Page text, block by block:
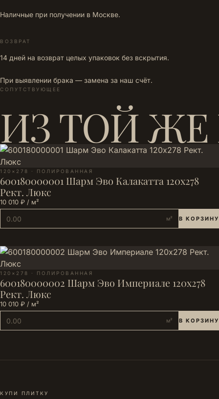
Наличные при получении в Москве.
ВОЗВРАТ
14 дней на возврат целых упаковок без вскрытия.
При выявлении брака — замена за наш счёт.
СОПУТСТВУЮЩЕЕ
ИЗ ТОЙ ЖЕ
120×278 · ПОЛИРОВАННАЯ
600180000001 Шарм Эво Калакатта 120х278
Рект. Люкс
10 010 ₽ / м²
м² В КОРЗИНУ
120×278 · ПОЛИРОВАННАЯ
600180000002 Шарм Эво Империале 120х278
Рект. Люкс
10 010 ₽ / м²
м² В КОРЗИНУ
КУПИ ПЛИТКУ